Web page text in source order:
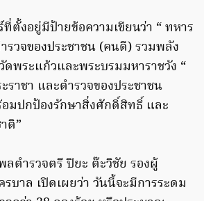
ตั้งอยู่มีป้ายข้อความเขียนว่า “ ทหาร
รวจของประชาชน (คนดี) รวมพลัง
พระแก้วและพระบรมมหาราชวัง “
ราชา และตำรวจของประชาชน
มปกป้องรักษาสิ่งศักดิ์สิทธิ์ และ
ติ”
ลตำรวจตรี ปิยะ ต๊ะวิชัย รองผู้
บาล เปิดเผยว่า วันนี้จะมีการระดม